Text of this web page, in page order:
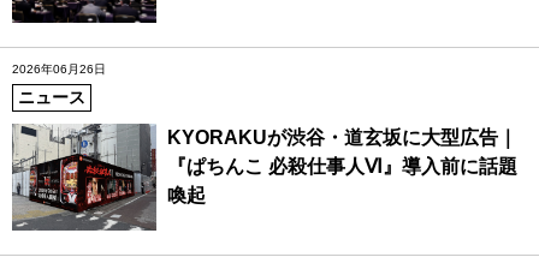
2026年06月26日
ニュース
KYORAKUが渋谷・道玄坂に大型広告｜
『ぱちんこ 必殺仕事人Ⅵ』導入前に話題
喚起